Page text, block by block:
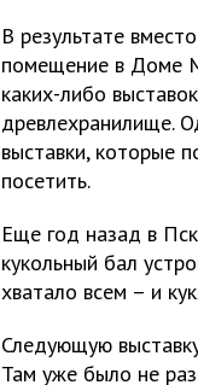
В результате
помещение в Доме
каких-либо
древлехранилище.
выставки, которые
посетить.
Еще год назад в
кукольный бал
хватало всем – и
Следующую
Там уже было не